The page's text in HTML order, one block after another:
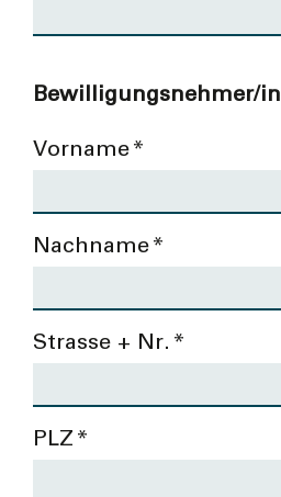
Bewilligungsnehmer/in
Vorname *
Nachname *
Strasse + Nr. *
PLZ *